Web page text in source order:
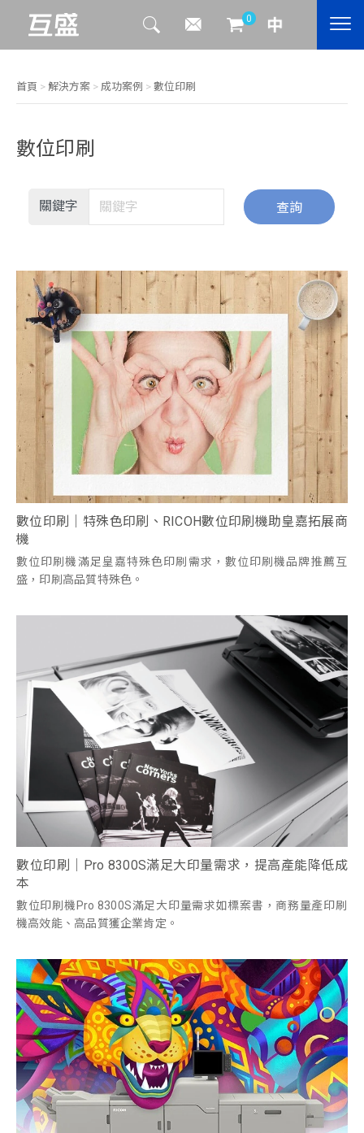
0
首頁 > 解決方案 > 成功案例 > 數位印刷
數位印刷
關鍵字 查詢
數位印刷｜特殊色印刷、RICOH數位印刷機助皇嘉拓展商
機
數位印刷機滿足皇嘉特殊色印刷需求，數位印刷機品牌推薦互
盛，印刷高品質特殊色。
數位印刷｜Pro 8300S滿足大印量需求，提高產能降低成
本
數位印刷機Pro 8300S滿足大印量需求如標案書，商務量產印刷
機高效能、高品質獲企業肯定。